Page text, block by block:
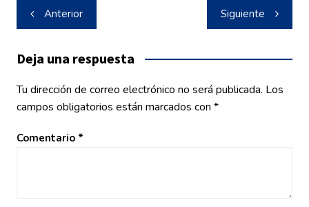
Navegación
de
entradas
Anterior Siguiente
Deja una respuesta
Tu dirección de correo electrónico no será publicada. Los
campos obligatorios están marcados con *
Comentario *